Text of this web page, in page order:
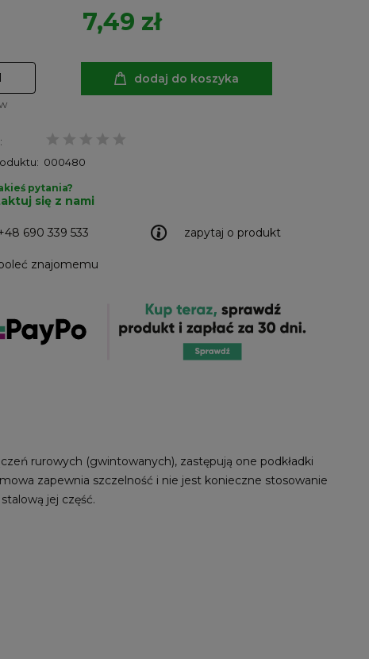
7,49 zł
dodaj do koszyka
000480
zapytaj o produkt
znajomemu
pytania?
się z nami
690 339 533
rurowych (gwintowanych), zastępują one podkładki
zapewnia szczelność i nie jest konieczne stosowanie
jej część.